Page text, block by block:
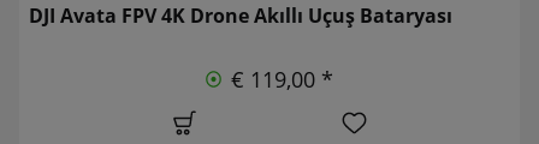
DJI Avata FPV 4K Drone Akıllı Uçuş Bataryası
€ 119,00 *